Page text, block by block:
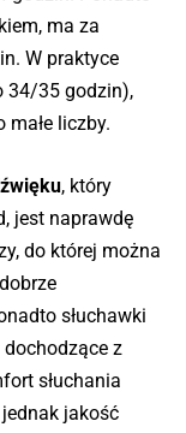
ma za
W praktyce
34/35 godzin),
liczby.
, który
jest naprawdę
do której można
słuchawki
z
słuchania
jakość